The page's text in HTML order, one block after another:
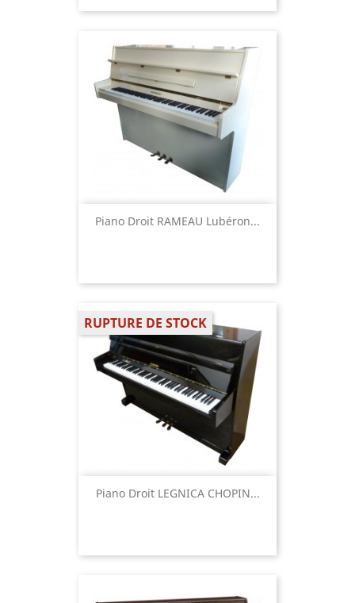
Piano Droit RAMEAU Lubéron...
Piano Droit LEGNICA CHOPIN...
RUPTURE DE STOCK